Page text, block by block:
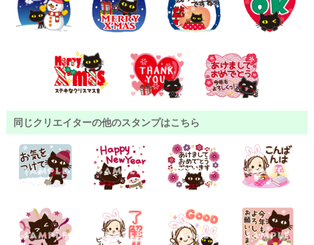
同じクリエイターの他のスタンプはこちら